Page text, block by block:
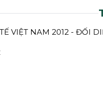
VIỆT NAM 2012 - ĐỐI